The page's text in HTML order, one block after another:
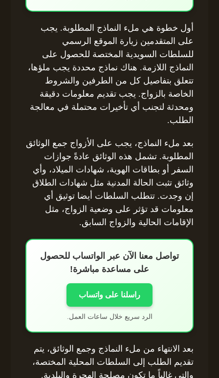
أول خطوة هي ملء النماذج المطلوبة. يجب
على المتقدمين زيارة الموقع الرسمي
للسلطات السويدية المختصة للحصول على
النماذج اللازمة. هناك نماذج محددة يجب ملؤها،
تتعلق بتفاصيل كل من الطرفين والشروط
الخاصة بالزواج. يجب تقديم معلومات دقيقة
ومحدثة لتجنب أي تأخيرات محتملة في معالجة
الطلب.
بعد ملء النماذج، يجب على الأزواج جمع الوثائق
المطلوبة. تشمل هذه الوثائق عادةً جوازات
السفر أو بطاقات الهوية، شهادات الميلاد، وأي
وثائق تثبت الحالة المدنية مثل شهادات الطلاق
إن وجدت. تتطلب السلطات أيضا توثيق أي
معلومات قد تؤثر على وضعية الزواج، مثل
الإقامات الحالية والزواج السابق.
تواصل معنا الآن عبر الواتساب للحصول
على مساعدة مباشرة!
راسلنا على واتساب
الرد سريع خلال ساعات العمل.
بعد الانتهاء من ملء النماذج وجمع الوثائق، يتم
تقديم الطلب إلى السلطات المحلية المختصة،
والتي غالباً ما تكون مصلحة الهجرة والبلدية.